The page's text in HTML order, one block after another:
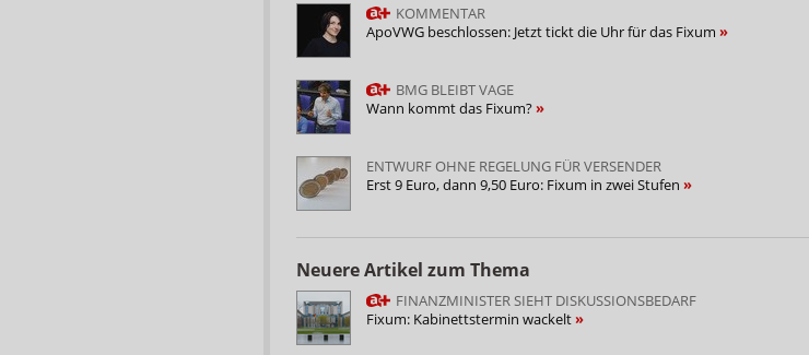
KOMMENTAR
ApoVWG beschlossen: Jetzt tickt die Uhr für das Fixum
BMG BLEIBT VAGE
Wann kommt das Fixum?
ENTWURF OHNE REGELUNG FÜR VERSENDER
Erst 9 Euro, dann 9,50 Euro: Fixum in zwei Stufen
Neuere Artikel zum Thema
FINANZMINISTER SIEHT DISKUSSIONSBEDARF
Fixum: Kabinettstermin wackelt